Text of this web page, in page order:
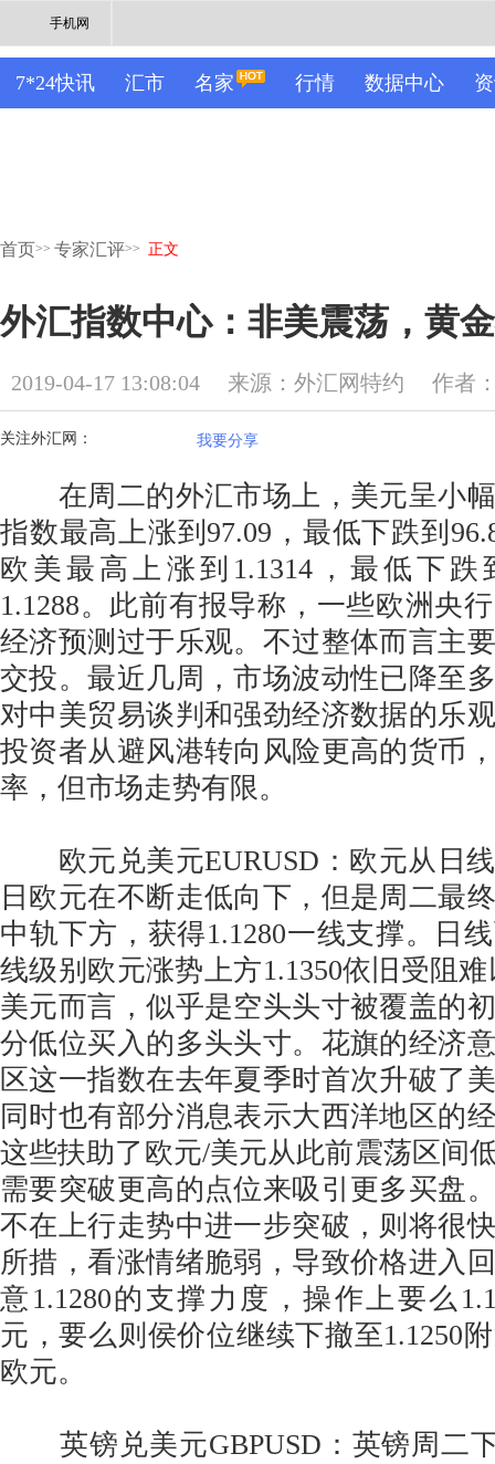
手机网
7*24快讯 汇市 名家 行情 数据中心
首页>> 专家汇评>> 正文
外汇指数中心：非美震荡，黄
2019-04-17 13:08:04 来源：外汇网特约 作者
关注外汇网： 我要分享
在周二的外汇市场上，美元呈小幅
指数最高上涨到97.09，最低下跌到
欧美最高上涨到1.1314，最低下跌
1.1288。此前有报导称，一些欧洲央
经济预测过于乐观。不过整体而言主
交投。最近几周，市场波动性已降至
对中美贸易谈判和强劲经济数据的乐
投资者从避风港转向风险更高的货币
率，但市场走势有限。
欧元兑美元EURUSD：欧元从日线
日欧元在不断走低向下，但是周二最
中轨下方，获得1.1280一线支撑。日
线级别欧元涨势上方1.1350依旧受阻
美元而言，似乎是空头头寸被覆盖的
分低位买入的多头头寸。花旗的经济
区这一指数在去年夏季时首次升破了
同时也有部分消息表示大西洋地区的
这些扶助了欧元/美元从此前震荡区间
需要突破更高的点位来吸引更多买盘
不在上行走势中进一步突破，则将很
所措，看涨情绪脆弱，导致价格进入
意1.1280的支撑力度，操作上要么
元，要么则侯价位继续下撤至1.1250
欧元。
英镑兑美元GBPUSD：英镑周二下